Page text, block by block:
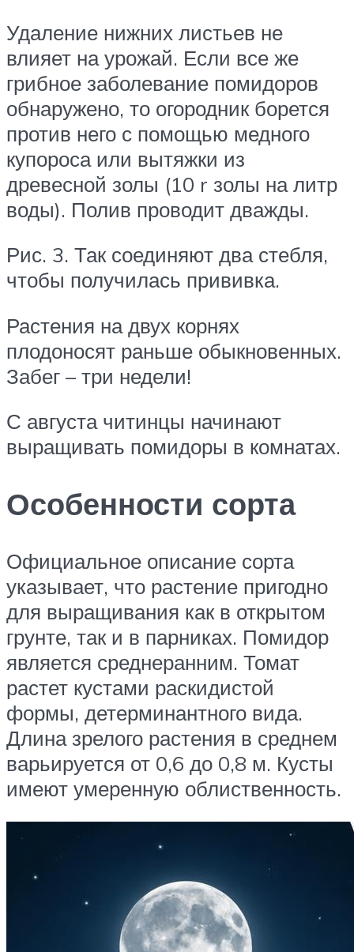
Удаление нижних листьев не
влияет на урожай. Если все же
грибное заболевание помидоров
обнаружено, то огородник борется
против него с помощью медного
купороса или вытяжки из
древесной золы (10 r золы на литр
воды). Полив проводит дважды.
Рис. 3. Так соединяют два стебля,
чтобы получилась прививка.
Растения на двух корнях
плодоносят раньше обыкновенных.
Забег – три недели!
С августа читинцы начинают
выращивать помидоры в комнатах.
Особенности сорта
Официальное описание сорта
указывает, что растение пригодно
для выращивания как в открытом
грунте, так и в парниках. Помидор
является среднеранним. Томат
растет кустами раскидистой
формы, детерминантного вида.
Длина зрелого растения в среднем
варьируется от 0,6 до 0,8 м. Кусты
имеют умеренную облиственность.